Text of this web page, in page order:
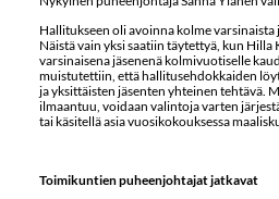
Hallitukseen oli avoinna kolme varsinaista
Näistä vain yksi saatiin täytettyä, kun
varsinaisena jäsenenä kolmivuotiselle
muistutettiin, että hallitusehdokkaiden
ja yksittäisten jäsenten yhteinen tehtävä.
ilmaantuu, voidaan valintoja varten
tai käsitellä asia vuosikokouksessa
Toimikuntien puheenjohtajat jatkavat